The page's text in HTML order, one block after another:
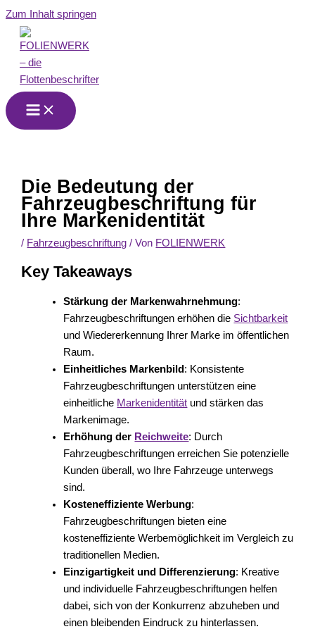
Zum Inhalt springen
Die Bedeutung der
Fahrzeugbeschriftung für
Ihre Markenidentität
/ Fahrzeugbeschriftung / Von FOLIENWERK
Key Takeaways
Stärkung der Markenwahrnehmung:
Fahrzeugbeschriftungen erhöhen die Sichtbarkeit
und Wiedererkennung Ihrer Marke im öffentlichen
Raum.
Einheitliches Markenbild : Konsistente
Fahrzeugbeschriftungen unterstützen eine
einheitliche Markenidentität und stärken das
Markenimage.
Erhöhung der Reichweite: Durch
Fahrzeugbeschriftungen erreichen Sie potenzielle
Kunden überall, wo Ihre Fahrzeuge unterwegs
sind.
Kosteneffiziente Werbung:
Fahrzeugbeschriftungen bieten eine
kosteneffiziente Werbemöglichkeit im Vergleich zu
traditionellen Medien.
Einzigartigkeit und Differenzierung: Kreative
und individuelle Fahrzeugbeschriftungen helfen
dabei, sich von der Konkurrenz abzuheben und
einen bleibenden Eindruck zu hinterlassen.